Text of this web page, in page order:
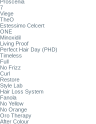
Proscenia
7
Viege
TheO
Estessimo Celcert
ONE
Minoxidil
Living Proof
Perfect Hair Day (PHD)
Timeless
Full
No Frizz
Curl
Restore
Style Lab
Hair Loss System
Fanola
No Yellow
No Orange
Oro Therapy
After Colour